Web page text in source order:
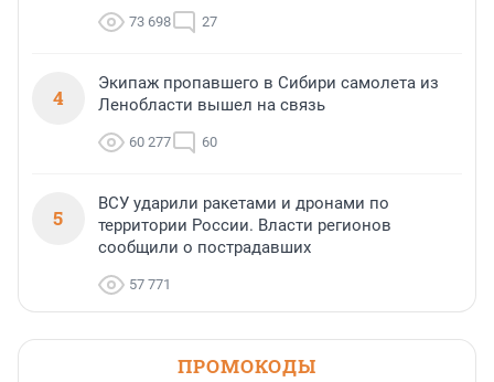
73 698 27
4
Экипаж пропавшего в Сибири самолета из
Ленобласти вышел на связь
60 277 60
5
ВСУ ударили ракетами и дронами по
территории России. Власти регионов
сообщили о пострадавших
57 771
ПРОМОКОДЫ